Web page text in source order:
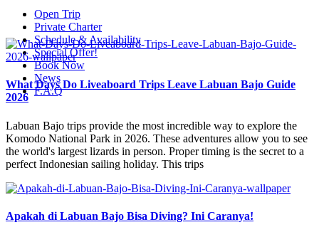
Open Trip
Private Charter
Schedule & Availability
Special Offer!
Book Now
News
F.A.Q
What Days Do Liveaboard Trips Leave Labuan Bajo Guide
2026
Labuan Bajo trips provide the most incredible way to explore the
Komodo National Park in 2026. These adventures allow you to see
the world's largest lizards in person. Proper timing is the secret to a
perfect Indonesian sailing holiday. This trips
Apakah di Labuan Bajo Bisa Diving? Ini Caranya!